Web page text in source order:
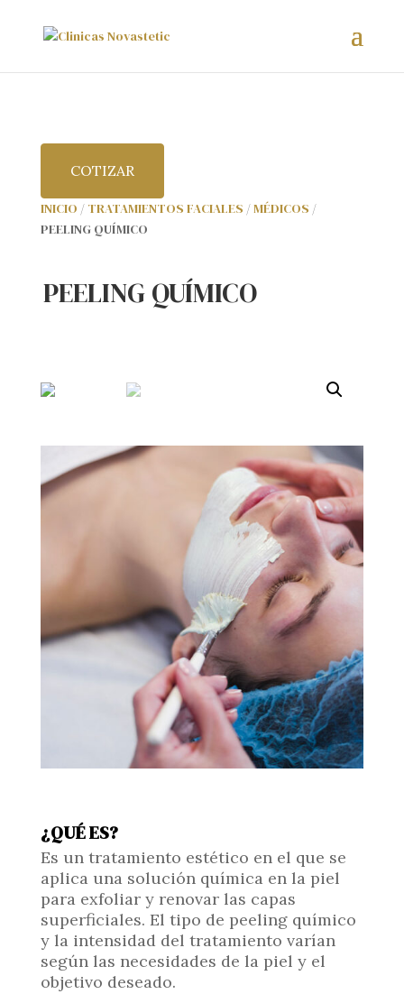
COTIZAR
INICIO / TRATAMIENTOS FACIALES /MÉDICOS /
PEELING QUÍMICO
PEELING QUÍMICO
¿QUÉ ES?
Es un tratamiento estético en el que se
aplica una solución química en la piel
para exfoliar y renovar las capas
superficiales. El tipo de peeling químico
y la intensidad del tratamiento varían
según las necesidades de la piel y el
objetivo deseado.